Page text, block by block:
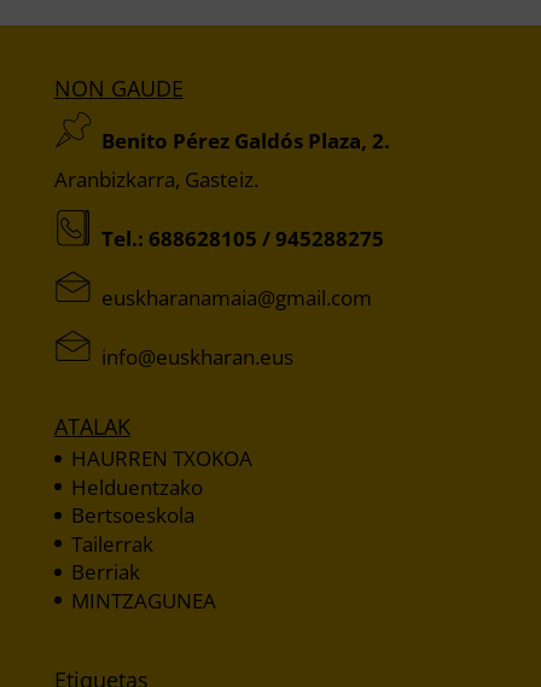
NON GAUDE
Benito Pérez Galdós Plaza, 2.
Aranbizkarra, Gasteiz.
Tel.: 688628105 /945288275
moc.liamg@aiamanarahksue
sue.narahksue@ofni
ATALAK
HAURREN TXOKOA
Helduentzako
Bertsoeskola
Tailerrak
Berriak
MINTZAGUNEA
Etiquetas